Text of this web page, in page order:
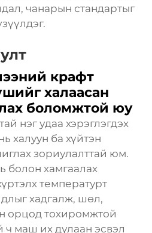
чанарын стандартыг
крафт
халаасан
боломжтой юу
нэг удаа хэрэглэгдэх
халуун ба хүйтэн
зориулалттай юм.
болон хамгаалах
температурт
хадгалж, шөл,
орцод тохиромжтой
ч маш их дулаан эсвэл